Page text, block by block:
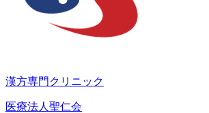
漢方専門クリニック
医療法人聖仁会